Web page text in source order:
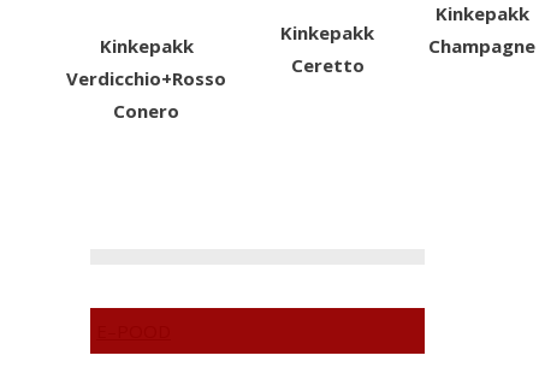
Kinkepakk
Verdicchio+Rosso
Conero
Kinkepakk
Ceretto
Kinkepakk
Champagne